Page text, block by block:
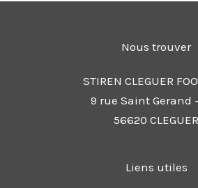
Nous trouver
STIREN CLEGUER
9 rue Saint Gerand
56620 CLEGUER
Liens utiles